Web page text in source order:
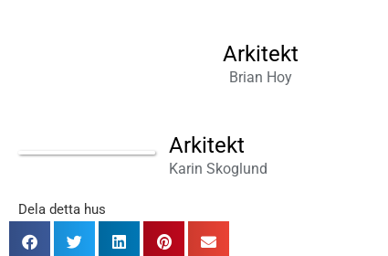
Arkitekt
Brian Hoy
Arkitekt
Karin Skoglund
Dela detta hus